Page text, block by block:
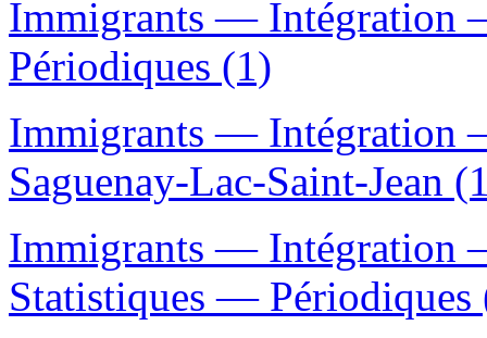
Immigrants — Intégration
Périodiques (1)
Immigrants — Intégration
Saguenay-Lac-Saint-Jean
Immigrants — Intégration
Statistiques — Périodiques